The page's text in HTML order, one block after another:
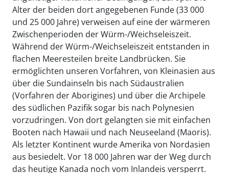
Alter der beiden dort angegebenen Funde (33 000
und 25 000 Jahre) verweisen auf eine der wärmeren
Zwischenperioden der Würm-/Weichseleiszeit.
Während der Würm-/Weichseleiszeit entstanden in
flachen Meeresteilen breite Landbrücken. Sie
ermöglichten unseren Vorfahren, von Kleinasien aus
über die Sundainseln bis nach Südaustralien
(Vorfahren der Aborigines) und über die Archipele
des südlichen Pazifik sogar bis nach Polynesien
vorzudringen. Von dort gelangten sie mit einfachen
Booten nach Hawaii und nach Neuseeland (Maoris).
Als letzter Kontinent wurde Amerika von Nordasien
aus besiedelt. Vor 18 000 Jahren war der Weg durch
das heutige Kanada noch vom Inlandeis versperrt.